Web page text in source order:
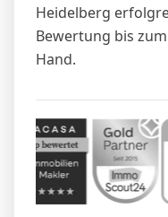
Heidelberg
Bewertung bis
Hand.